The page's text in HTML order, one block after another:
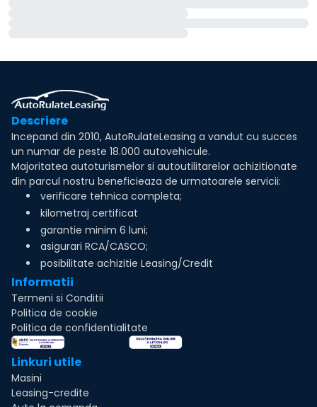
Descriere
Incepand din 2010, AutoRulateLeasing a vandut cu succes
un numar de peste 18.000 autovehicule.
Majoritatea autoturismelor si autoutilitarelor achizitionate
din parcul nostru beneficieaza de urmatoarele servicii:
verificare tehnica completa;
kilometraj certificat
garantie minim 6 luni;
asigurari RCA/CASCO;
posibilitate achizitie Leasing/Credit
Informatii
Termeni si Conditii
Politica de cookie
Politica de confidentialitate
Linkuri utile
Masini
Leasing-credite